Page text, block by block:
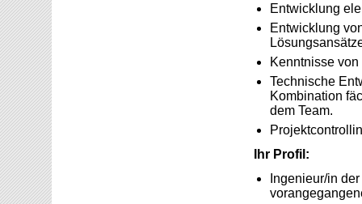
Entwicklung
Entwicklung
Kenntnisse
Technische
Kombination
dem Team.
Ihr Profil:
Ingenieur/in